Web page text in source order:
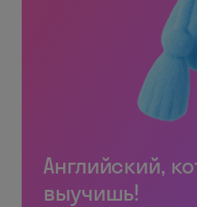
Английский,
выучишь!